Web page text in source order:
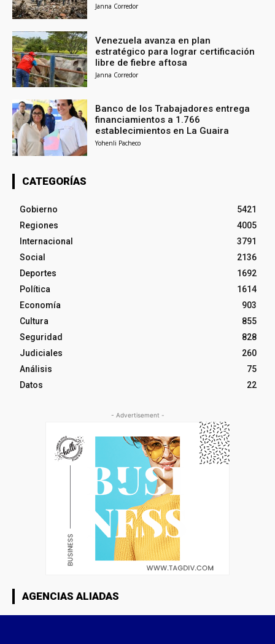
Janna Corredor
Venezuela avanza en plan
estratégico para lograr certificación
libre de fiebre aftosa
Janna Corredor
Banco de los Trabajadores entrega
financiamientos a 1.766
establecimientos en La Guaira
Yohenli Pacheco
CATEGORÍAS
Gobierno
5421
Regiones
4005
Internacional
3791
Social
2136
Deportes
1692
Política
1614
Economía
903
Cultura
855
Seguridad
828
Judiciales
260
Análisis
75
Datos
22
- Advertisement -
AGENCIAS ALIADAS